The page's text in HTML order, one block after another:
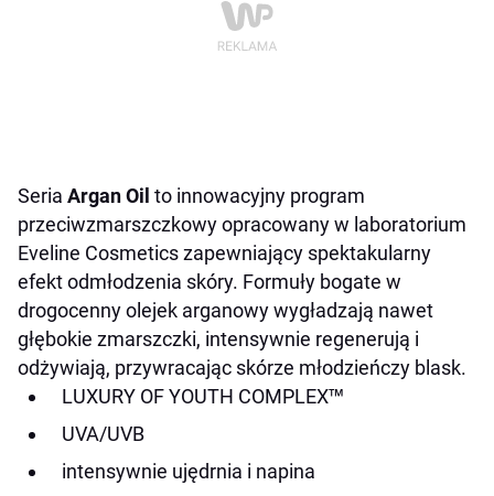
Seria Argan Oil to innowacyjny program
przeciwzmarszczkowy opracowany w laboratorium
Eveline Cosmetics zapewniający spektakularny
efekt odmłodzenia skóry. Formuły bogate w
drogocenny olejek arganowy wygładzają nawet
głębokie zmarszczki, intensywnie regenerują i
odżywiają, przywracając skórze młodzieńczy blask.
LUXURY OF YOUTH COMPLEX™
UVA/UVB
intensywnie ujędrnia i napina